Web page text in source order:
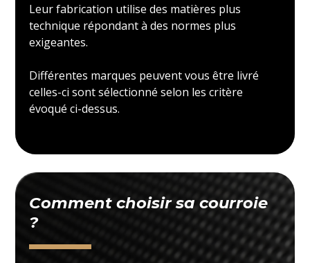
Leur fabrication utilise des matières plus
technique répondant à des normes plus
exigeantes.
Différentes marques peuvent vous être livré
celles-ci sont sélectionné selon les critère
évoqué ci-dessus.
Comment choisir sa courroie
?